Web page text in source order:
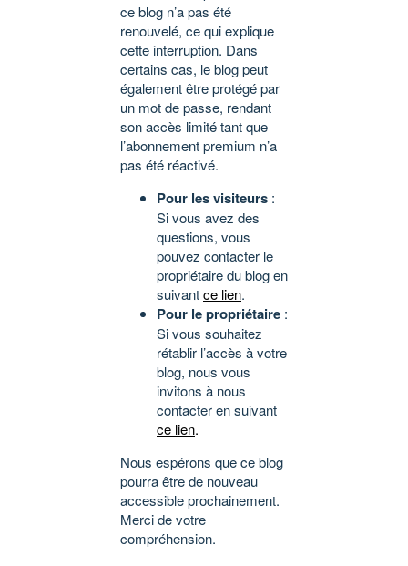
ce blog n’a pas été
renouvelé, ce qui explique
cette interruption. Dans
certains cas, le blog peut
également être protégé par
un mot de passe, rendant
son accès limité tant que
l’abonnement premium n’a
pas été réactivé.
Pour les visiteurs :
Si vous avez des
questions, vous
pouvez contacter le
propriétaire du blog en
suivantce lien.
Pour le propriétaire :
Si vous souhaitez
rétablir l’accès à votre
blog, nous vous
invitons à nous
contacter en suivant
ce lien.
Nous espérons que ce blog
pourra être de nouveau
accessible prochainement.
Merci de votre
compréhension.